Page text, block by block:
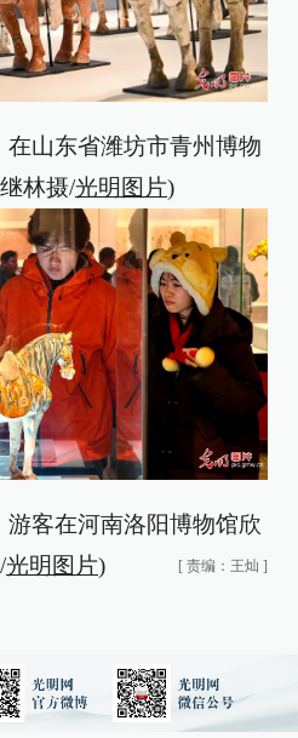
山东省潍坊市青州博物
林摄/光明图片)
客在河南洛阳博物馆欣
光明图片) [ 责编：王灿 ]